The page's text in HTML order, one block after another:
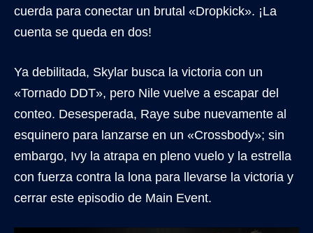
cuerda para conectar un brutal «Dropkick». ¡La
cuenta se queda en dos!
Ya debilitada, Skylar busca la victoria con un
«Tornado DDT», pero Nile vuelve a escapar del
conteo. Desesperada, Raye sube nuevamente al
esquinero para lanzarse en un «Crossbody»; sin
embargo, Ivy la atrapa en pleno vuelo y la estrella
con fuerza contra la lona para llevarse la victoria y
cerrar este episodio de Main Event.